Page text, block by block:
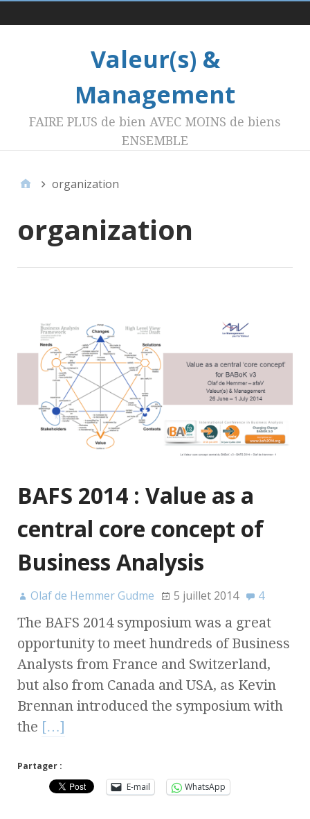
Menu 1
Valeur(s) &
Management
FAIRE PLUS de bien AVEC MOINS de biens
ENSEMBLE
organization
organization
BAFS 2014 : Value as a
central core concept of
Business Analysis
Olaf de Hemmer Gudme 5 juillet 2014 4
The BAFS 2014 symposium was a great
opportunity to meet hundreds of Business
Analysts from France and Switzerland,
but also from Canada and USA, as Kevin
Brennan introduced the symposium with
the […]
Partager :
E-mail
WhatsApp